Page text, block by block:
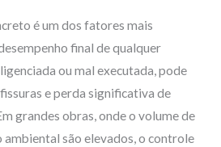
é um dos fatores mais
final de qualquer
ou mal executada, pode
e perda significativa de
grandes obras, onde o volume de
ambiental são elevados, o controle